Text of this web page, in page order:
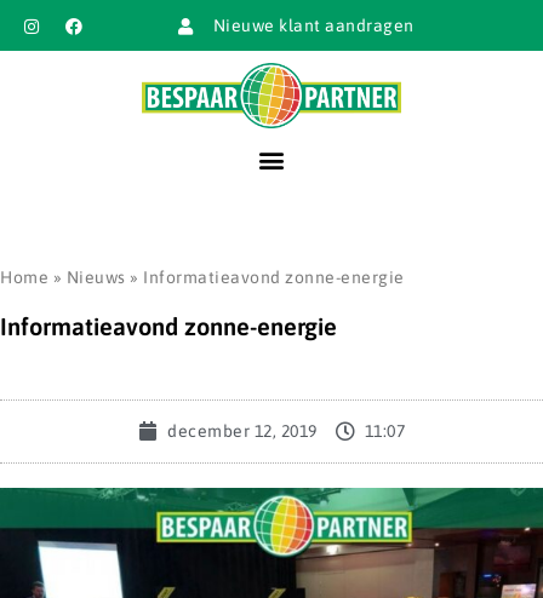
Nieuwe klant aandragen
Home » Nieuws » Informatieavond zonne-energie
Informatieavond zonne-energie
december 12, 2019 11:07